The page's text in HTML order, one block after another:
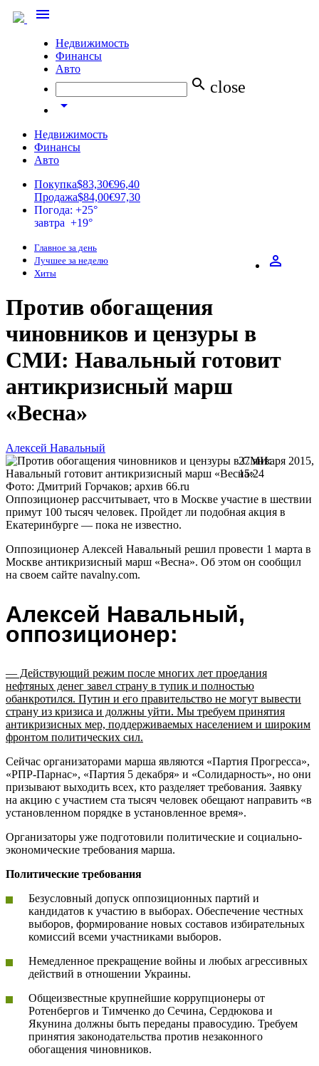
menu
Недвижимость
Финансы
Авто
search close
arrow_drop_down
Недвижимость
Финансы
Авто
Покупка$83,30€96,40
Продажа$84,00€97,30
Погода: +25°
завтра +19°
perm_identity
Главное за день
Лучшее за неделю
Хиты
Против обогащения
чиновников и цензуры в
СМИ: Навальный готовит
антикризисный марш
«Весна»
Алексей Навальный
27 января 2015,
15:24
Фото: Дмитрий Горчаков; архив 66.ru
Оппозиционер рассчитывает, что в Москве участие в шествии
примут 100 тысяч человек. Пройдет ли подобная акция в
Екатеринбурге — пока не известно.
Оппозиционер Алексей Навальный решил провести 1 марта в
Москве антикризисный марш «Весна». Об этом он сообщил
на своем сайте navalny.com.
Алексей Навальный,
оппозиционер:
— Действующий режим после многих лет проедания
нефтяных денег завел страну в тупик и полностью
обанкротился. Путин и его правительство не могут вывести
страну из кризиса и должны уйти. Мы требуем принятия
антикризисных мер, поддерживаемых населением и широким
фронтом политических сил.
Сейчас организаторами марша являются «Партия Прогресса»,
«РПР-Парнас», «Партия 5 декабря» и «Солидарность», но они
призывают выходить всех, кто разделяет требования. Заявку
на акцию с участием ста тысяч человек обещают направить «в
установленном порядке в установленное время».
Организаторы уже подготовили политические и социально-
экономические требования марша.
Политические требования
Безусловный допуск оппозиционных партий и
кандидатов к участию в выборах. Обеспечение честных
выборов, формирование новых составов избирательных
комиссий всеми участниками выборов.
Немедленное прекращение войны и любых агрессивных
действий в отношении Украины.
Общеизвестные крупнейшие коррупционеры от
Ротенбергов и Тимченко до Сечина, Сердюкова и
Якунина должны быть переданы правосудию. Требуем
принятия законодательства против незаконного
обогащения чиновников.